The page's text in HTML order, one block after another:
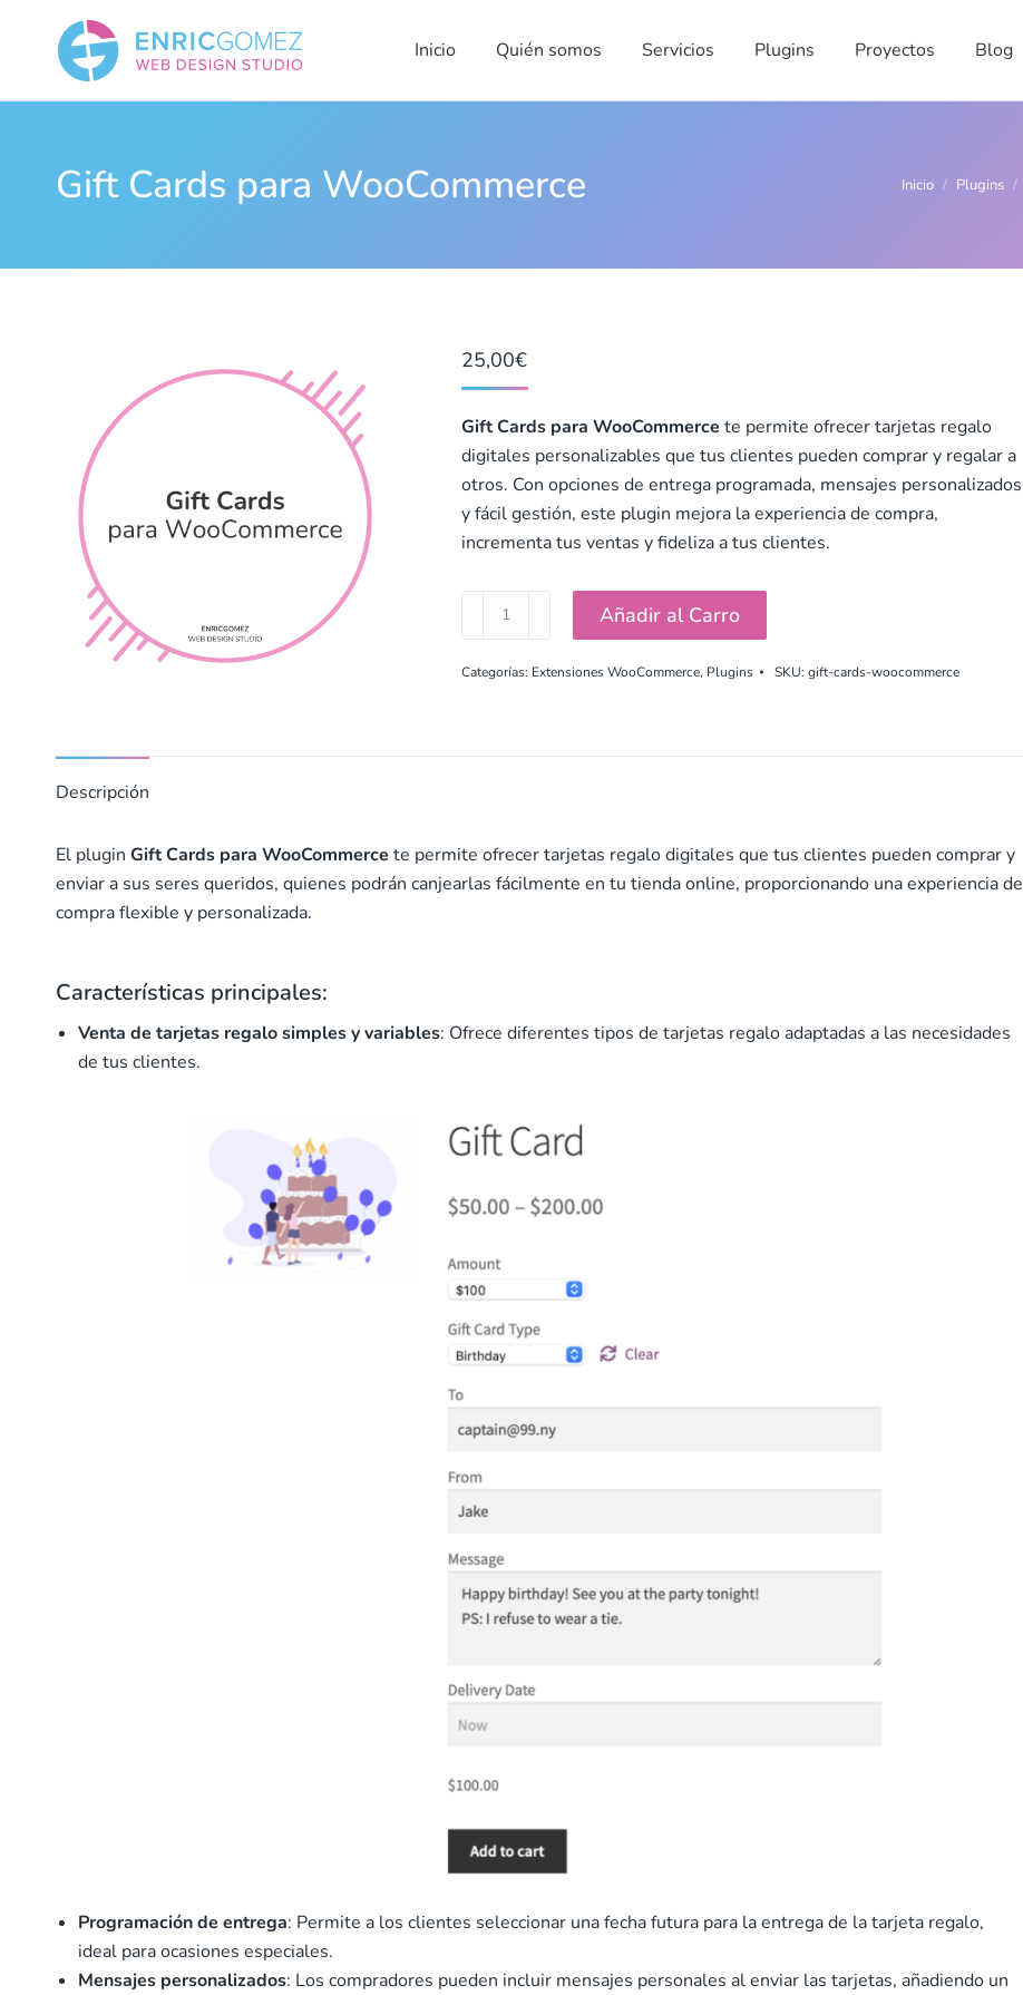
Inicio Quién somos Servicios Plugins Proyectos Blog
Gift Cards para WooCommerce Estás aquí:
Inicio Plugins
25,00€
Gift Cards para WooCommerce te permite ofrecer tarjetas regalo
digitales personalizables que tus clientes pueden comprar y regalar a
otros. Con opciones de entrega programada, mensajes personalizados
y fácil gestión, este plugin mejora la experiencia de compra,
incrementa tus ventas y fideliza a tus clientes.
para
Añadir al Carro
Categorías: Extensiones WooCommerce, Plugins SKU:gift-cards-woocommerce
Descripción
El plugin Gift Cards para WooCommerce te permite ofrecer tarjetas regalo digitales que tus clientes pueden comprar y
enviar a sus seres queridos, quienes podrán canjearlas fácilmente en tu tienda online, proporcionando una experiencia de
compra flexible y personalizada.
Características principales:
Venta de tarjetas regalo simples y variables: Ofrece diferentes tipos de tarjetas regalo adaptadas a las necesidades
de tus clientes.
Programación de entrega: Permite a los clientes seleccionar una fecha futura para la entrega de la tarjeta regalo,
ideal para ocasiones especiales.
Mensajes personalizados: Los compradores pueden incluir mensajes personales al enviar las tarjetas, añadiendo un